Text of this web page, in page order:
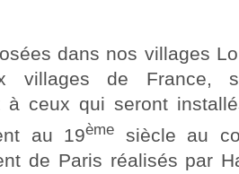
dans nos villages
villages de France,
à ceux qui seront
au 19ème siècle au
de Paris réalisés par